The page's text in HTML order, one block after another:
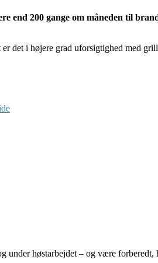
end 200 gange om måneden til
det i højere grad uforsigtighed med
under høstarbejdet – og være